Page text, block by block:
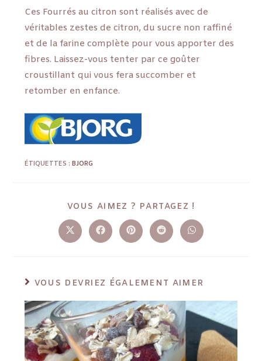
Ces Fourrés au citron sont réalisés avec de
véritables zestes de citron, du sucre non raffiné
et de la farine complète pour vous apporter des
fibres. Laissez-vous tenter par ce goûter
croustillant qui vous fera succomber et
retomber en enfance.
ÉTIQUETTES :BJORG
VOUS AIMEZ ? PARTAGEZ !
VOUS DEVRIEZ ÉGALEMENT AIMER